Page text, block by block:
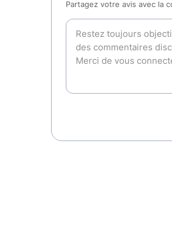
Partagez votre avis avec la